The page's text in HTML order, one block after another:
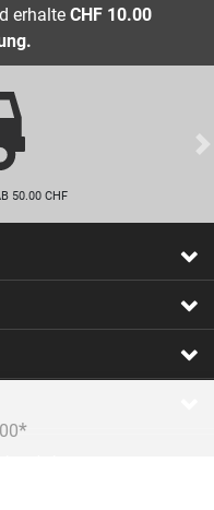
An
erhalte CHF 10.00
50.00 CHF